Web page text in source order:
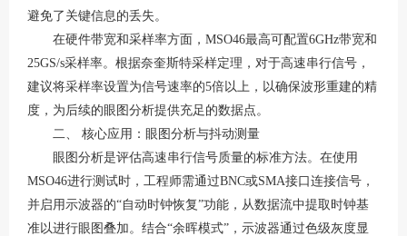
避免了关键信息的丢失。
在硬件带宽和采样率方面， MSO46最高可配置6GHz带宽和
25GS/s采样率。根据奈奎斯特采样定理，对于高速串行信号，
建议将采样率设置为信号速率的5倍以上，以确保波形重建的精
度，为后续的眼图分析提供充足的数据点。
二、
核心应用：眼图分析与抖动测量
眼图分析是评估高速串行信号质量的标准方法。在使用
MSO46进行测试时，工程师需通过BNC或SMA接口连接信号，
并启用示波器的“自动时钟恢复”功能，从数据流中提取时钟基
准以进行眼图叠加。结合“余晖模式”，示波器通过色级灰度显